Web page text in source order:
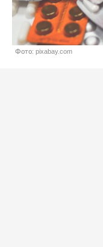
Фото: pixabay.com